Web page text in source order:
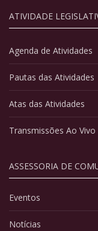
ATIVIDADE
Agenda de Atividades
Pautas das Atividades
Atas das Atividades
Transmissões Ao Vivo
ASSESSORIA DE
Eventos
Notícias